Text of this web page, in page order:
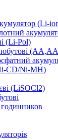
(Li-
(Li-Pol)
CD/Ni-MH)
(LiSOCl2)